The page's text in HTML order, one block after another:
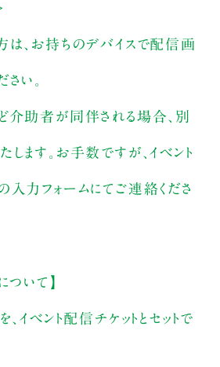
は、お持ちのデバイスで配信画
い。
介助者が同伴される場合、別
ます。お手数ですが、イベント
入力フォームにてご連絡くださ
ついて】
、イベント配信チケットとセットで